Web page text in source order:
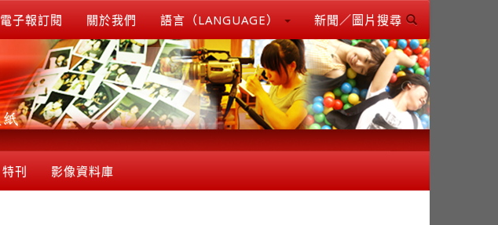
電子報訂閱 關於我們 語言（LANGUAGE） 新聞／圖片搜尋
特刊 影像資料庫